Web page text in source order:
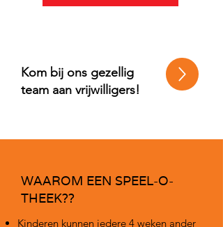
Kom bij ons gezellig
team aan vrijwilligers!
WAAROM EEN SPEEL-O-
THEEK??
Kinderen kunnen iedere 4 weken ander